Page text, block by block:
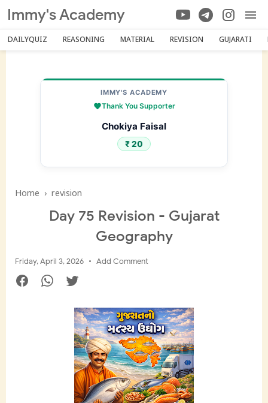
Immy's Academy
DAILYQUIZ REASONING MATERIAL REVISION GUJARATI
IMMY'S ACADEMY
Thank You Supporter
Chokiya Faisal
₹ 20
Home › revision
Day 75 Revision - Gujarat
Geography
Friday, April 3, 2026 Add Comment